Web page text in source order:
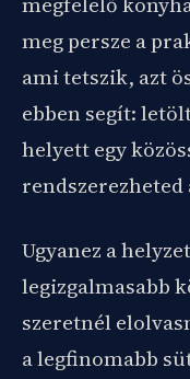
meg persze a
ami tetszik, azt
ebben segít:
helyett egy
Ugyanez a
legizgalmasabb
szeretnél
a legfinomabb